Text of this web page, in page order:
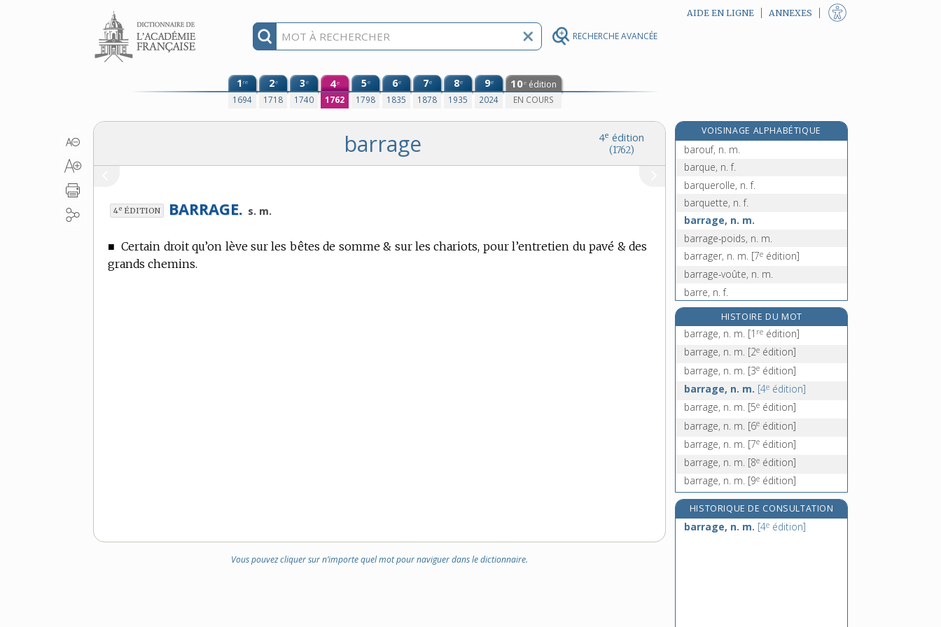
RECHERCHE AVANCÉE
Aller au contenu AIDE EN LIGNE ANNEXES
1re
1694
2e
1718
3e
1740
4e
1762
5e
1798
6e
1835
7e
1878
8e
1935
9e
2024
10e édition
EN COURS
4e édition
(1762)
barrage
4e ÉDITION BARRAGE. s. m.
■Certain droit qu’on lève sur les bêtes de somme & sur les chariots, pour l’entretien du pavé & des
grands chemins.
Vous pouvez cliquer sur n’importe quel mot pour naviguer dans le dictionnaire.
VOISINAGE ALPHABÉTIQUE
baroudeur, n. m.
barouf, n. m.
barque, n. f.
barquerolle, n. f.
barquette, n. f.
barrage, n. m.
barrage-poids, n. m.
barrager, n. m. [7e édition]
barrage-voûte, n. m.
barre, n. f.
barré, -ée, adj.
barreau, n. m.
barrement, n. m.
barrette [I], n. f.
HISTOIRE DU MOT
barrage, n. m. [1 re édition]
barrage, n. m. [2e édition]
barrage, n. m. [3e édition]
barrage, n. m. [4e édition]
barrage, n. m. [5e édition]
barrage, n. m. [6e édition]
barrage, n. m. [7e édition]
barrage, n. m. [8e édition]
barrage, n. m. [9e édition]
HISTORIQUE DE CONSULTATION
barrage, n. m. [4e édition]